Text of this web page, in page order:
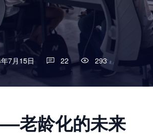
7月15日 22 293
老龄化的未来